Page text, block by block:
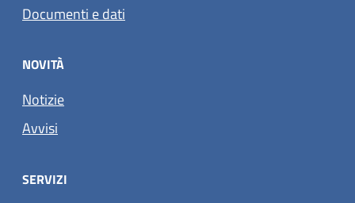
Documenti e dati
NOVITÀ
Notizie
Avvisi
SERVIZI